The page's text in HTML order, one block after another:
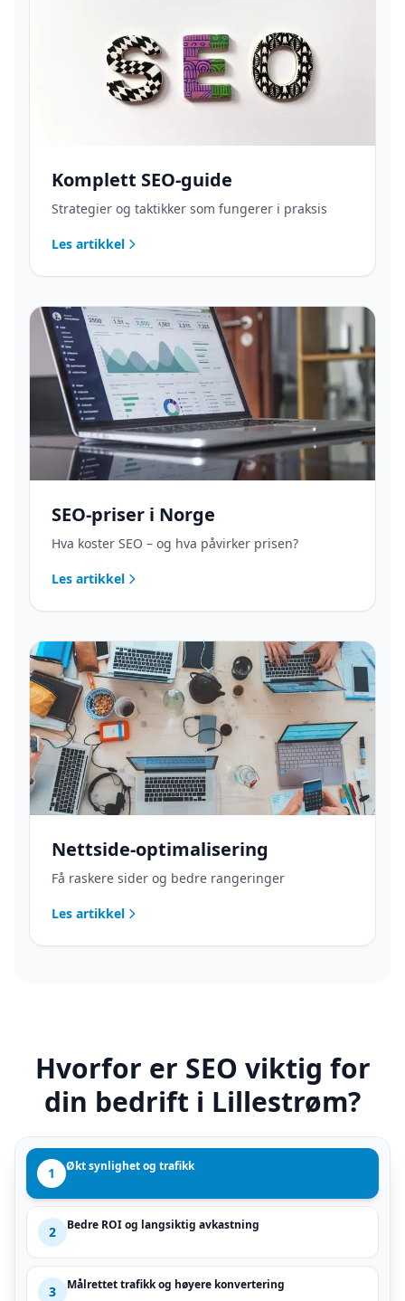
Komplett SEO-guide
Strategier og taktikker som fungerer i praksis
Les artikkel
SEO-priser i Norge
Hva koster SEO – og hva påvirker prisen?
Les artikkel
Nettside-optimalisering
Få raskere sider og bedre rangeringer
Les artikkel
Hvorfor er SEO viktig for
din bedrift i Lillestrøm?
1 Økt synlighet og trafikk
2 Bedre ROI og langsiktig avkastning
3 Målrettet trafikk og høyere konvertering